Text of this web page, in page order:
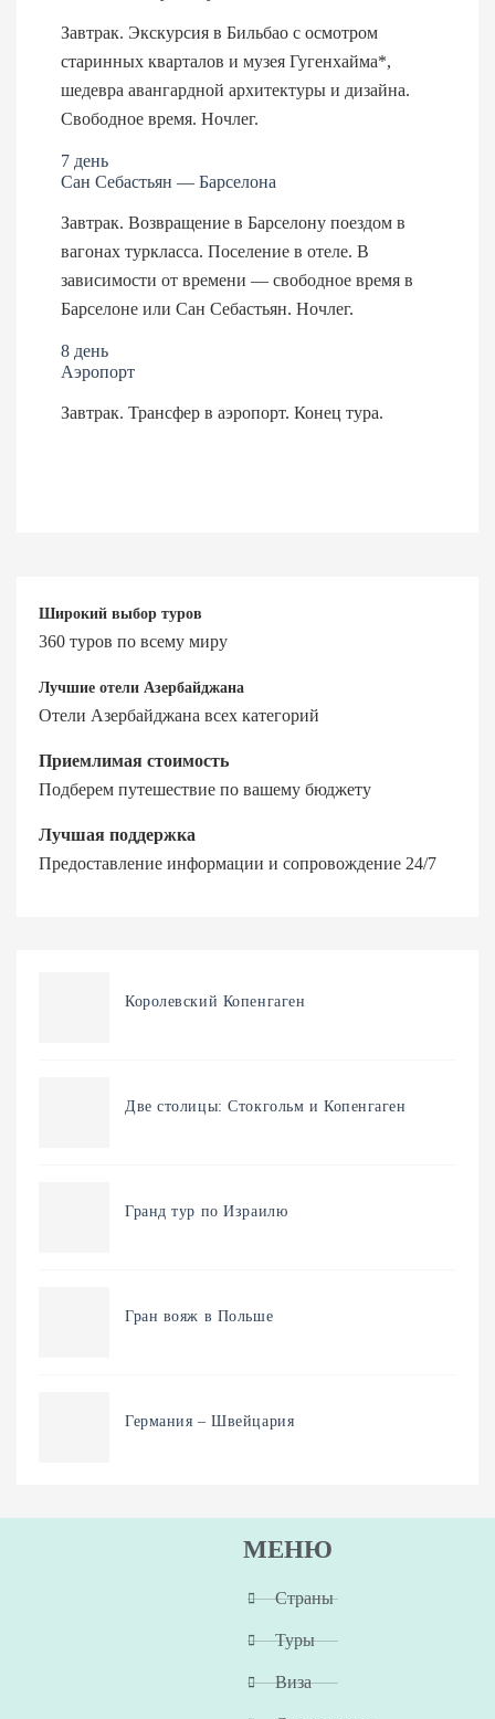
Завтрак. Экскурсия в Бильбао с осмотром
старинных кварталов и музея Гугенхайма*,
шедевра авангардной архитектуры и дизайна.
Свободное время. Ночлег.
7 день
Сан Себастьян — Барселона
Завтрак. Возвращение в Барселону поездом в
вагонах туркласса. Поселение в отеле. В
зависимости от времени — свободное время в
Барселоне или Сан Себастьян. Ночлег.
8 день
Аэропорт
Завтрак. Трансфер в аэропорт. Конец тура.
Широкий выбор туров
360 туров по всему миру
Лучшие отели Азербайджана
Отели Азербайджана всех категорий
Приемлимая стоимость
Подберем путешествие по вашему бюджету
Лучшая поддержка
Предоставление информации и сопровождение 24/7
Королевский Копенгаген
Две столицы: Стокгольм и Копенгаген
Гранд тур по Израилю
Гран вояж в Польше
Германия – Швейцария
МЕНЮ
Страны
Туры
Виза